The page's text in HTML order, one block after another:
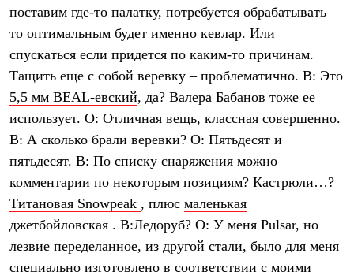
поставим где-то палатку, потребуется обрабатывать –
то оптимальным будет именно кевлар. Или
спускаться если придется по каким-то причинам.
Тащить еще с собой веревку – проблематично. В: Это
5,5 мм BEAL-евский, да? Валера Бабанов тоже ее
использует. О: Отличная вещь, классная совершенно.
В: А сколько брали веревки? О: Пятьдесят и
пятьдесят. В: По списку снаряжения можно
комментарии по некоторым позициям? Кастрюли…?
Титановая Snowpeak , плюс маленькая
джетбойловская . В:Ледоруб? О: У меня Pulsar, но
лезвие переделанное, из другой стали, было для меня
специально изготовлено в соответствии с моими